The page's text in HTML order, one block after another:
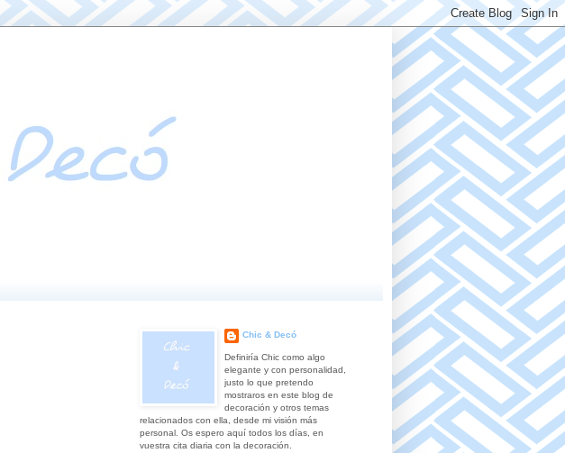
Chic & Decó
Definiría Chic como algo
elegante y con personalidad,
justo lo que pretendo
mostraros en este blog de
decoración y otros temas
relacionados con ella, desde mi visión más
personal. Os espero aquí todos los días, en
vuestra cita diaria con la decoración.